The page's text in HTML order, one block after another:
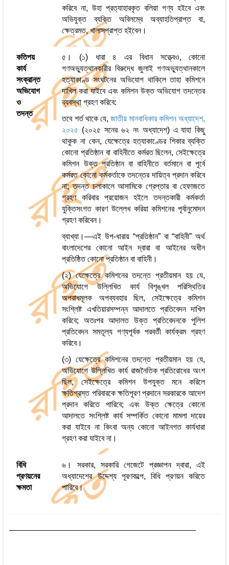
করিবে না, উহা প্রত্যাহারকৃত বলিয়া গণ্য হইবে এবং
অভিযুক্ত ব্যক্তি অবিলম্বে অব্যাহতিপ্রাপ্ত বা,
ক্ষেত্রমত, খালাসপ্রাপ্ত হইবেন।
কতিপয়
কার্য
সংক্রান্ত
অভিযোগ
ও
তদন্ত
৫। (১) ধারা ৪ এর বিধান সত্ত্বেও, কোনো
গণঅভ্যুত্থানকারীর বিরুদ্ধে জুলাই গণঅভ্যুত্থানকালে
হত্যাকাণ্ড সংঘটনের অভিযোগ থাকিলে তাহা কমিশনে
দাখিল করা যাইবে এবং কমিশন উক্ত অভিযোগ তদন্তের
ব্যবস্থা গ্রহণ করিবে:
তবে শর্ত থাকে যে,জাতীয় মানবাধিকার কমিশন অধ্যাদেশ,
২০২৫ (২০২৫ সনের ৬২ নং অধ্যাদেশ) এ যাহা কিছু
থাকুক না কেন, যেক্ষেত্রে হত্যাকাণ্ডের শিকার ব্যক্তি
কোনো প্রতিষ্ঠান বা বাহিনীতে কর্মরত ছিলেন, সেইক্ষেত্রে
কমিশন উক্ত প্রতিষ্ঠান বা বাহিনীতে বর্তমানে বা পূর্বে
কর্মরত কোনো কর্মকর্তাকে তদন্তের দায়িত্ব প্রদান করিবে
না; তদন্ত চলাকালে আসামিকে গ্রেপ্তার বা হেফাজতে
গ্রহণ করিবার প্রয়োজন হইলে তদন্তকারী কর্মকর্তা
যুক্তিসংগত কারণ উল্লেখ করিয়া কমিশনের পূর্বানুমোদন
গ্রহণ করিবেন।
ব্যাখ্যা।—এই উপ-ধারায় “প্রতিষ্ঠান” বা “বাহিনী” অর্থ
বাংলাদেশের কোনো আইন দ্বারা বা আইনের অধীন
প্রতিষ্ঠিত কোনো প্রতিষ্ঠান বা বাহিনী।
(২) যেক্ষেত্রে কমিশনের তদন্তে প্রতীয়মান হয় যে,
অভিযোগে উল্লিখিত কার্য বিশৃঙ্খল পরিস্থিতির
অপরাধমূলক অপব্যবহার ছিল, সেইক্ষেত্রে কমিশন
সংশ্লিষ্ট এখতিয়ারসম্পন্ন আদালতে প্রতিবেদন দাখিল
করিবে; অতঃপর আদালত উক্ত প্রতিবেদনকে পুলিশ
প্রতিবেদন সমতূল্য গণ্যপূর্বক পরবর্তী কার্যক্রম গ্রহণ
করিবে।
(৩) যেক্ষেত্রে কমিশনের তদন্তে প্রতীয়মান হয় যে,
অভিযোগে উল্লিখিত কার্য রাজনৈতিক প্রতিরোধের অংশ
ছিল, সেইক্ষেত্রে কমিশন উপযুক্ত মনে করিলে
ক্ষতিগ্রস্ত পরিবারকে ক্ষতিপূরণ প্রদানে সরকারকে আদেশ
প্রদান করিতে পারিবে; এবং উক্ত ক্ষেত্রে কোনো
আদালতে সংশ্লিষ্ট কার্য সম্পর্কিত কোনো মামলা দায়ের
করা যাইবে না কিংবা অন্য কোনো আইনগত কার্যধারা
গ্রহণ করা যাইবে না।
বিধি
প্রণয়নের
ক্ষমতা
৬। সরকার, সরকারি গেজেটে প্রজ্ঞাপন দ্বারা, এই
অধ্যাদেশের উদ্দেশ্য পূরণকল্পে, বিধি প্রণয়ন করিতে
পারিবে।